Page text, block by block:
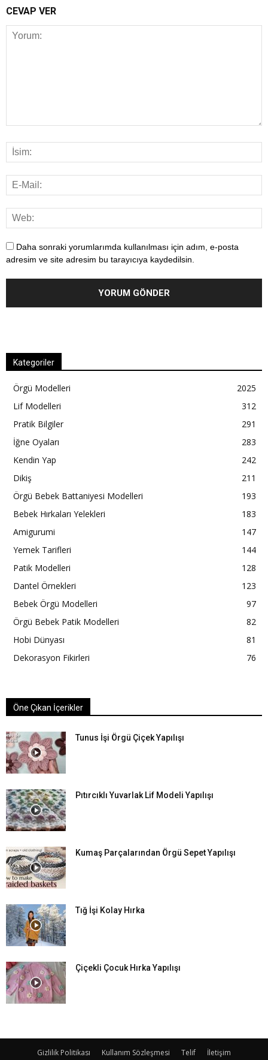
CEVAP VER
Daha sonraki yorumlarımda kullanılması için adım, e-posta
adresim ve site adresim bu tarayıcıya kaydedilsin.
Kategoriler
Örgü Modelleri
2025
Lif Modelleri
312
Pratik Bilgiler
291
İğne Oyaları
283
Kendin Yap
242
Dikiş
211
Örgü Bebek Battaniyesi Modelleri
193
Bebek Hırkaları Yelekleri
183
Amigurumi
147
Yemek Tarifleri
144
Patik Modelleri
128
Dantel Örnekleri
123
Bebek Örgü Modelleri
97
Örgü Bebek Patik Modelleri
82
Hobi Dünyası
81
Dekorasyon Fikirleri
76
Öne Çıkan İçerikler
Tunus İşi Örgü Çiçek Yapılışı
Pıtırcıklı Yuvarlak Lif Modeli Yapılışı
Kumaş Parçalarından Örgü Sepet Yapılışı
Tığ İşi Kolay Hırka
Çiçekli Çocuk Hırka Yapılışı
Gizlilik Politikası Kullanım Sözleşmesi Telif İletişim